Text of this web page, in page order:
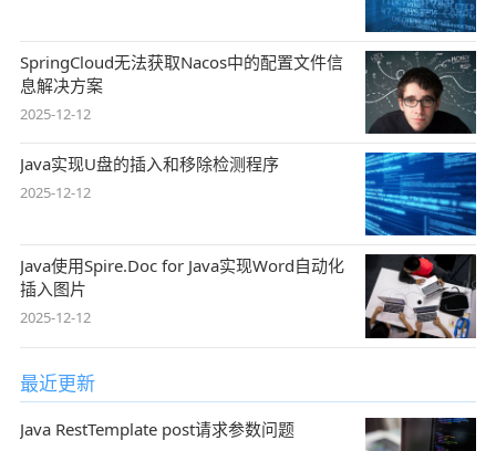
SpringCloud无法获取Nacos中的配置文件信
息解决方案
2025-12-12
Java实现U盘的插入和移除检测程序
2025-12-12
Java使用Spire.Doc for Java实现Word自动化
插入图片
2025-12-12
最近更新
Java RestTemplate post请求参数问题